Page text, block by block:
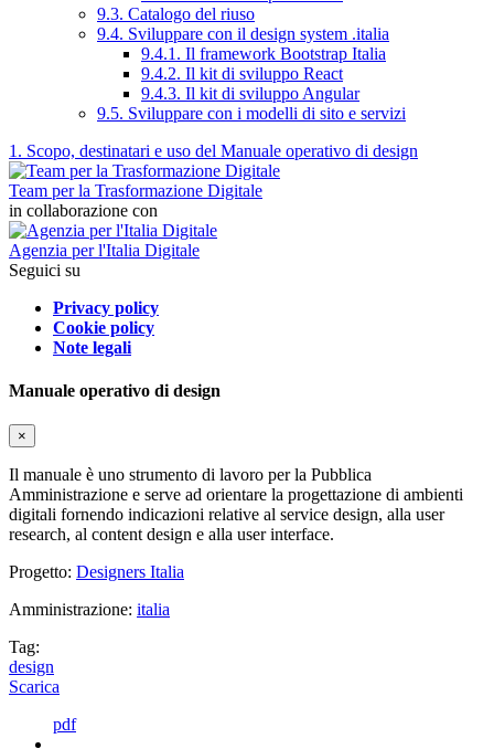
9.3. Catalogo del riuso
9.4. Sviluppare con il design system .italia
9.4.1. Il framework Bootstrap Italia
9.4.2. Il kit di sviluppo React
9.4.3. Il kit di sviluppo Angular
9.5. Sviluppare con i modelli di sito e servizi
1. Scopo, destinatari e uso del Manuale operativo di design
Team per la Trasformazione Digitale
in collaborazione con
Agenzia per l'Italia Digitale
Seguici su
Privacy policy
Cookie policy
Note legali
Manuale operativo di design
×
Il manuale è uno strumento di lavoro per la Pubblica
Amministrazione e serve ad orientare la progettazione di ambienti
digitali fornendo indicazioni relative al service design, alla user
research, al content design e alla user interface.
Progetto: Designers Italia
Amministrazione: italia
Tag:
design
Scarica
pdf